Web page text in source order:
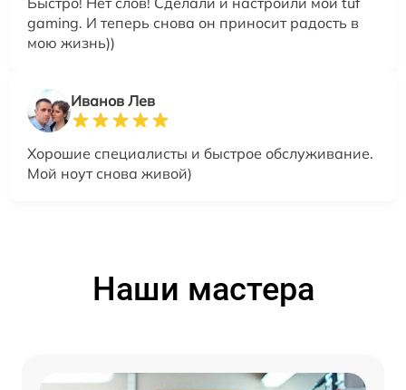
gaming. И теперь снова он приносит радость в
мою жизнь))
Иванов Лев
Хорошие специалисты и быстрое обслуживание.
Мой ноут снова живой)
Наши мастера